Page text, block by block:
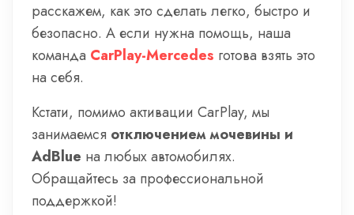
расскажем, как это сделать легко, быстро и
безопасно. А если нужна помощь, наша
команда CarPlay-Mercedes готова взять это
на себя.
Кстати, помимо активации CarPlay, мы
занимаемся отключением мочевины и
AdBlue на любых автомобилях.
Обращайтесь за профессиональной
поддержкой!